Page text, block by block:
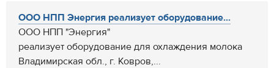
ООО НПП Энергия реализует оборудование...
ООО НПП "Энергия"
реализует оборудование для охлаждения молока
Владимирская обл., г. Ковров,...